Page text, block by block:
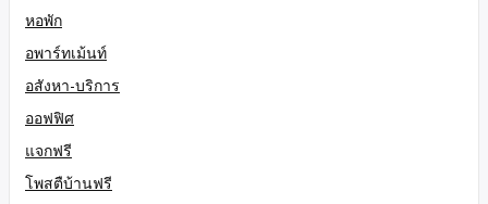
หอพัก
อพาร์ทเม้นท์
อสังหา-บริการ
ออฟฟิศ
แจกฟรี
โพสตืบ้านฟรี